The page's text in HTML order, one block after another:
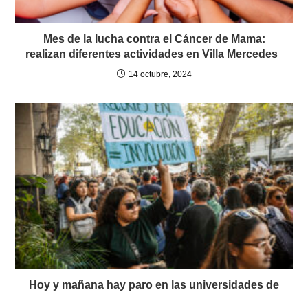
Mes de la lucha contra el Cáncer de Mama:
realizan diferentes actividades en Villa Mercedes
14 octubre, 2024
Hoy y mañana hay paro en las universidades de